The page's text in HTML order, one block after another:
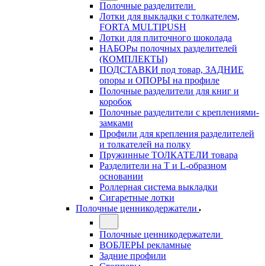
Полочные разделители
Лотки для выкладки с толкателем,
FORTA MULTIPUSH
Лотки для плиточного шоколада
НАБОРы полочных разделителей
(КОМПЛЕКТЫ)
ПОДСТАВКИ под товар, ЗАДНИЕ
опоры и ОПОРЫ на профиле
Полочные разделители для книг и
коробок
Полочные разделители с креплениями-
замками
Профили для крепления разделителей
и толкателей на полку
Пружинные ТОЛКАТЕЛИ товара
Разделители на Т и L-образном
основании
Роллерная система выкладки
Сигаретные лотки
Полочные ценникодержатели
Полочные ценникодержатели
ВОБЛЕРЫ рекламные
Задние профили